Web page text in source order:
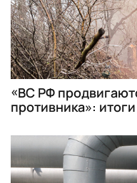
«ВС РФ
противника»: